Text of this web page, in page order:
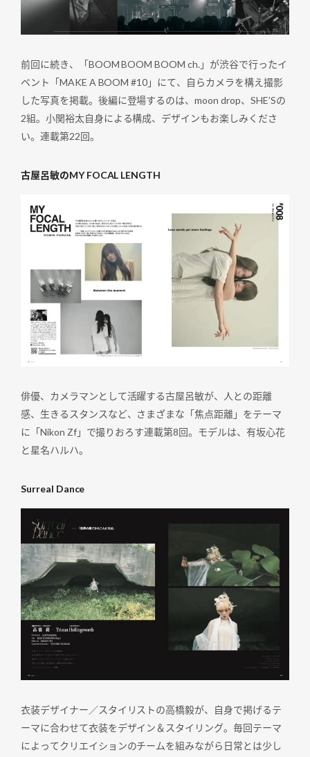
前回に続き、「BOOM BOOM BOOM ch.」が渋谷で行ったイ
ベント「MAKE A BOOM #10」にて、自らカメラを構え撮影
した写真を掲載。後編に登場するのは、moon drop、SHE’Sの
2組。小関裕太自身による構成、デザインもお楽しみくださ
い。連載第22回。
古屋呂敏のMY FOCAL LENGTH
俳優、カメラマンとして活躍する古屋呂敏が、人との距離
感、生きるスタンスなど、さまざまな「焦点距離」をテーマ
に「Nikon Zf」で撮りおろす連載第8回。モデルは、有坂心花
と星名ハルハ。
Surreal Dance
衣装デザイナー／スタイリストの高橋毅が、自身で掲げるテ
ーマに合わせて衣装をデザイン＆スタイリング。毎回テーマ
によってクリエイションのチームを組みながら日常とは少し